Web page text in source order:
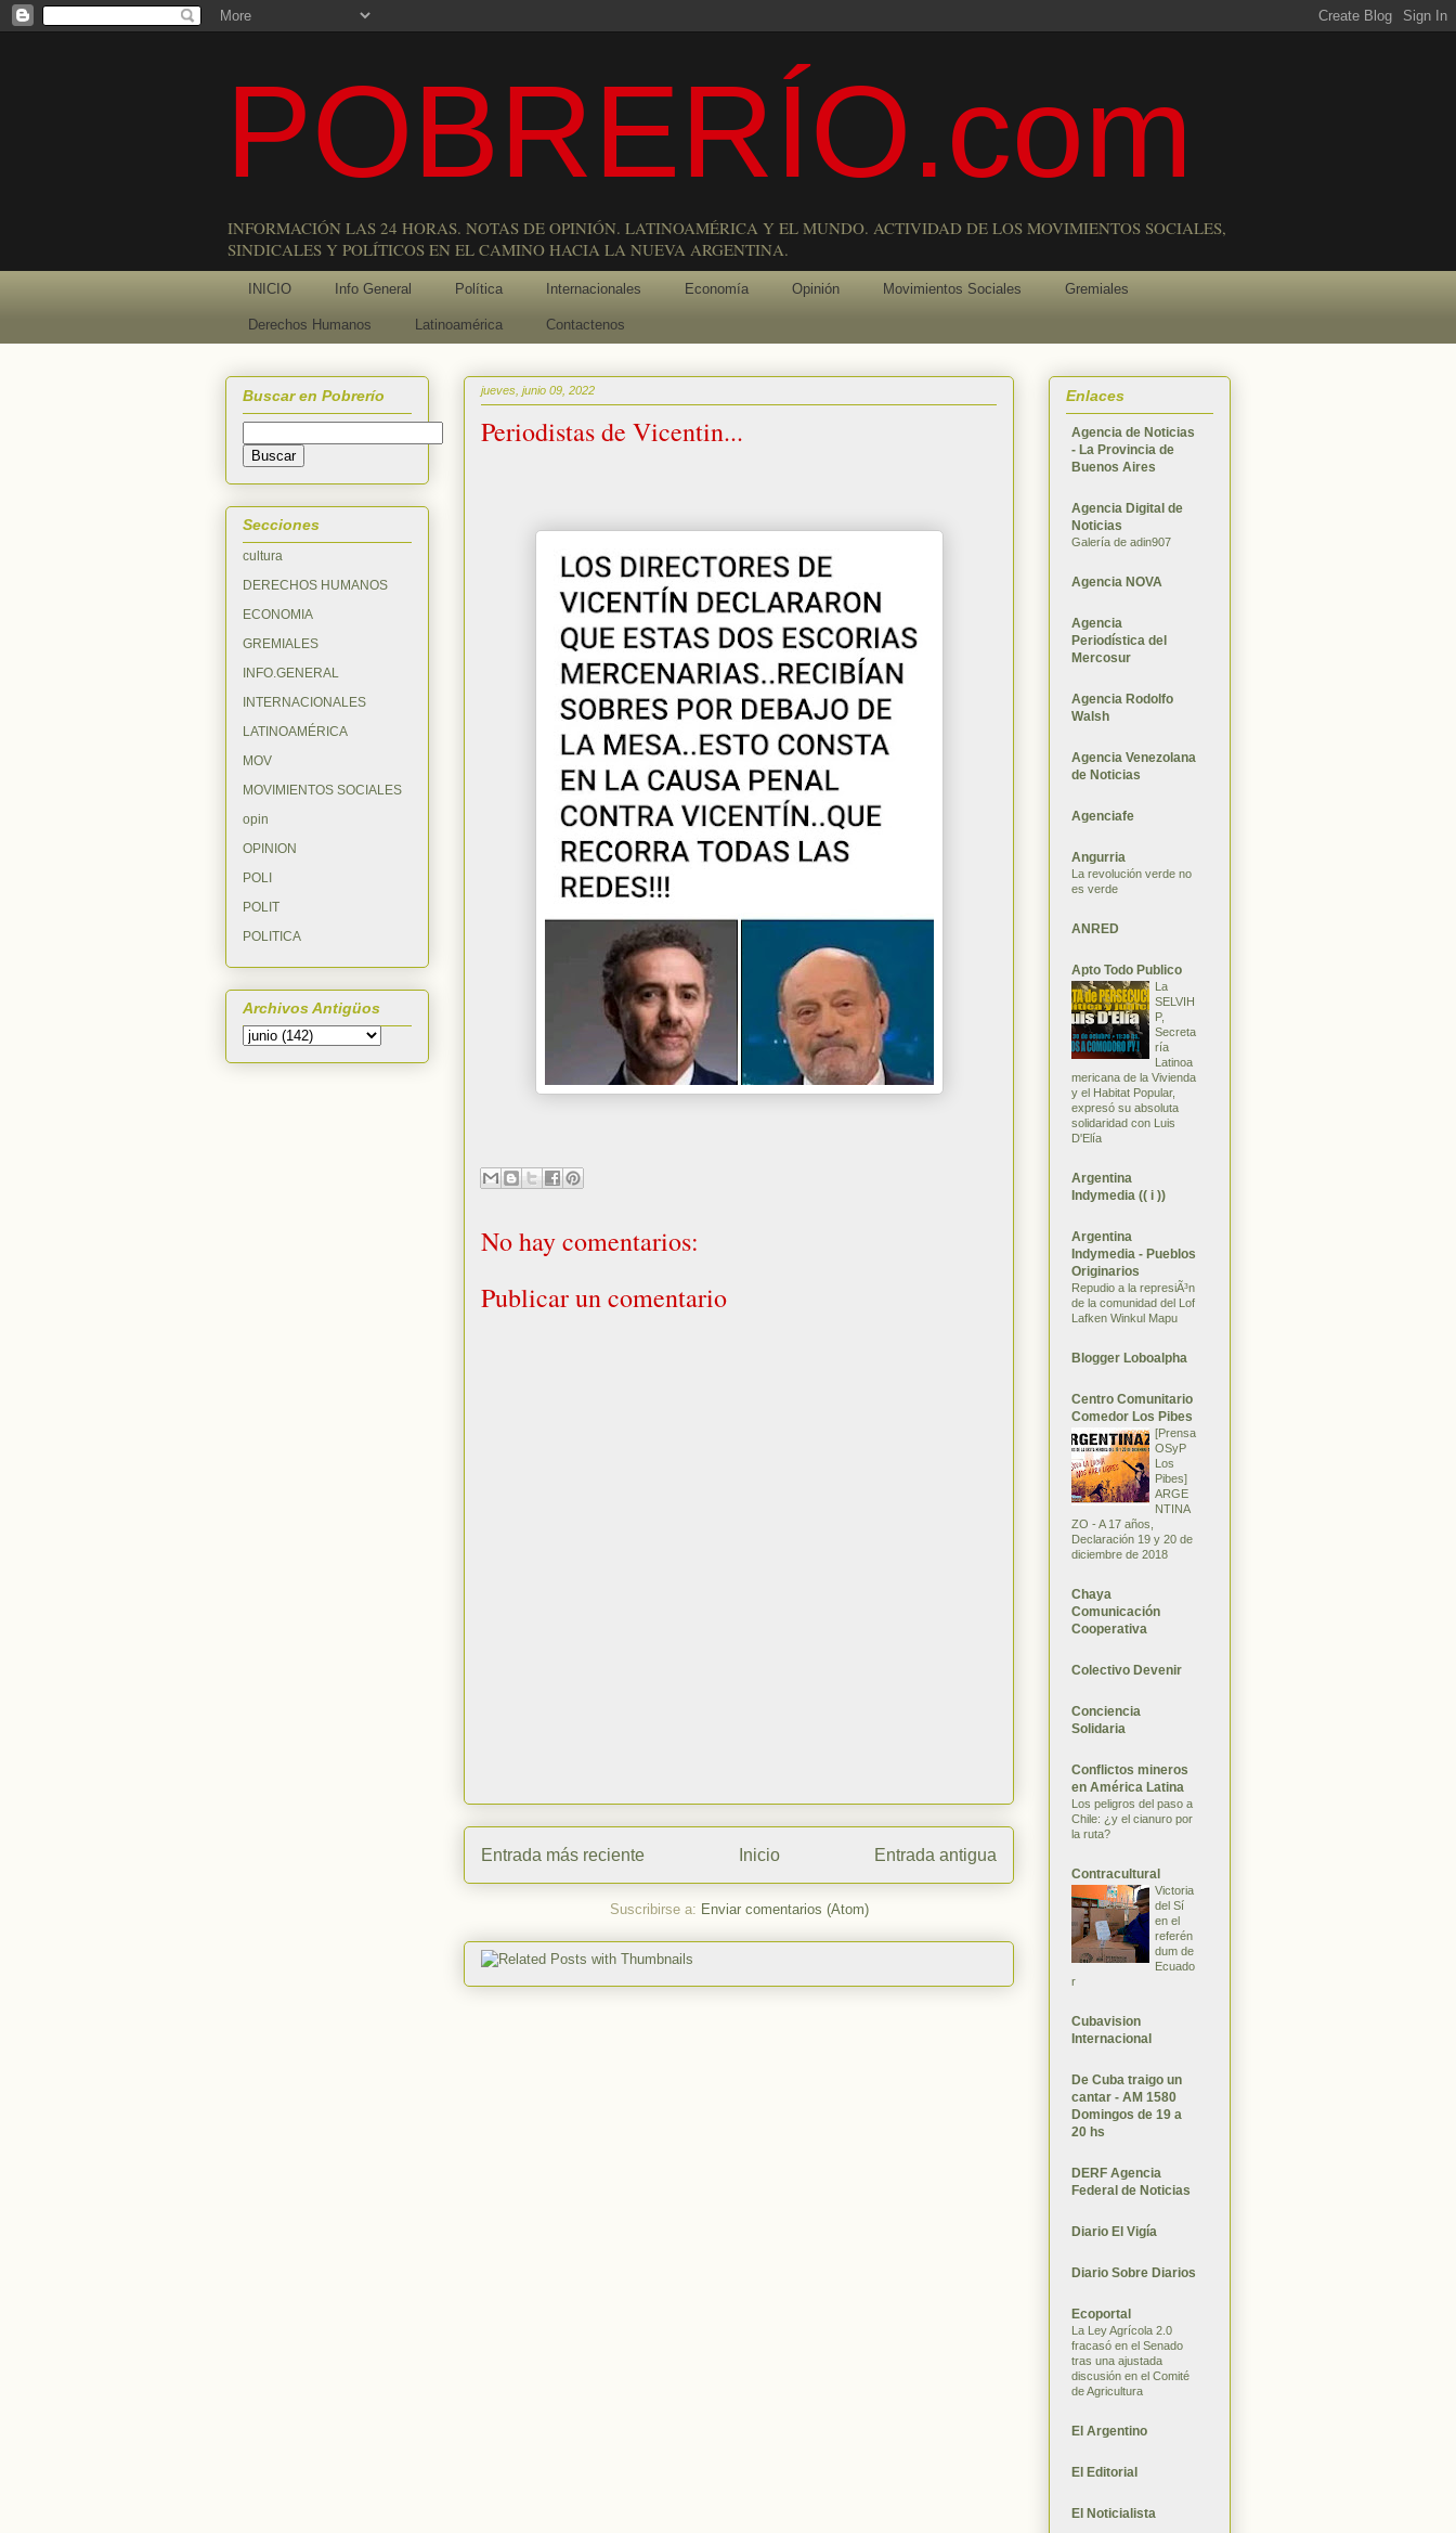
POBRERÍO.com
INFORMACIÓN LAS 24 HORAS. NOTAS DE OPINIÓN. LATINOAMÉRICA Y EL MUNDO. ACTIVIDAD DE LOS MOVIMIENTOS SOCIALES,
SINDICALES Y POLÍTICOS EN EL CAMINO HACIA LA NUEVA ARGENTINA.
INICIO Info General Política Internacionales Economía Opinión Movimientos Sociales Gremiales
Derechos Humanos Latinoamérica Contactenos
jueves, junio 09, 2022
Periodistas de Vicentin...
No hay comentarios:
Publicar un comentario
Entrada más reciente Entrada antigua
Inicio
Suscribirse a: Enviar comentarios (Atom)
Buscar en Pobrerío
Secciones
cultura
DERECHOS HUMANOS
ECONOMIA
GREMIALES
INFO.GENERAL
INTERNACIONALES
LATINOAMÉRICA
MOV
MOVIMIENTOS SOCIALES
opin
OPINION
POLI
POLIT
POLITICA
Archivos Antigüos
Enlaces
Agencia de Noticias
- La Provincia de
Buenos Aires
Agencia Digital de
Noticias
Galería de adin907
Agencia NOVA
Agencia
Periodística del
Mercosur
Agencia Rodolfo
Walsh
Agencia Venezolana
de Noticias
Agenciafe
Angurria
La revolución verde no
es verde
ANRED
Apto Todo Publico
La
SELVIH
P,
Secreta
ría
Latinoa
mericana de la Vivienda
y el Habitat Popular,
expresó su absoluta
solidaridad con Luis
D'Elía
Argentina
Indymedia (( i ))
Argentina
Indymedia - Pueblos
Originarios
Repudio a la represiÃ³n
de la comunidad del Lof
Lafken Winkul Mapu
Blogger Loboalpha
Centro Comunitario
Comedor Los Pibes
[Prensa
OSyP
Los
Pibes]
ARGE
NTINA
ZO - A 17 años,
Declaración 19 y 20 de
diciembre de 2018
Chaya
Comunicación
Cooperativa
Colectivo Devenir
Conciencia
Solidaria
Conflictos mineros
en América Latina
Los peligros del paso a
Chile: ¿y el cianuro por
la ruta?
Contracultural
Victoria
del Sí
en el
referén
dum de
Ecuado
r
Cubavision
Internacional
De Cuba traigo un
cantar - AM 1580
Domingos de 19 a
20 hs
DERF Agencia
Federal de Noticias
Diario El Vigía
Diario Sobre Diarios
Ecoportal
La Ley Agrícola 2.0
fracasó en el Senado
tras una ajustada
discusión en el Comité
de Agricultura
El Argentino
El Editorial
El Noticialista